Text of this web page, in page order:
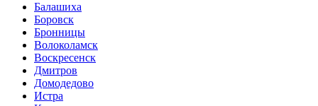
Балашиха
Боровск
Бронницы
Волоколамск
Воскресенск
Дмитров
Домодедово
Истра